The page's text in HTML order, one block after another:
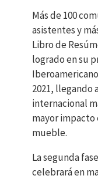
Más de 100
asistentes y
Libro de
logrado en su
2021, llegando
internacional
mayor
mueble.
La segunda
celebrará en